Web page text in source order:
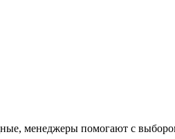
менеджеры помогают с